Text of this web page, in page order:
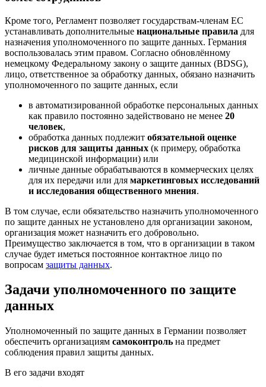
Кроме того, Регламент позволяет государствам-членам ЕС
устанавливать дополнительные национальные правила для
назначения уполномоченного по защите данных. Германия
воспользовалась этим правом. Согласно обновлённому
немецкому Федеральному закону о защите данных (BDSG),
лицо, ответственное за обработку данных, обязано назначить
уполномоченного по защите данных, если
в автоматизированной обработке персональных данных
как правило постоянно задействовано не менее 20
человек,
обработка данных подлежит обязательной оценке
рисков для защиты данных (к примеру, обработка
медицинской информации) или
личные данные обрабатываются в коммерческих целях
для их передачи или для маркетинговых исследований
и исследования общественного мнения.
В том случае, если обязательство назначить уполномоченного
по защите данных не установлено для организации законом,
организация может назначить его добровольно.
Преимущество заключается в том, что в организации в таком
случае будет иметься постоянное контактное лицо по
вопросам защиты данных.
Задачи уполномоченного по защите
данных
Уполномоченный по защите данных в Германии позволяет
обеспечить организациям самоконтроль на предмет
соблюдения правил защиты данных.
В его задачи входят